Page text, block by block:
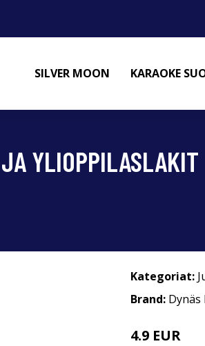
SILVER MOON KARAOKE
YLIOPPILASLAKIT
Kategoriat:
Brand:
4.9 EUR